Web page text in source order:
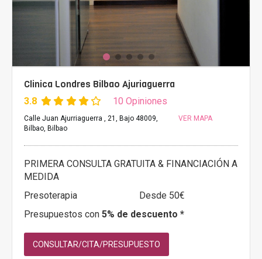
Clinica Londres Bilbao Ajuriaguerra
3.8 10 Opiniones
Calle Juan Ajurriaguerra , 21, Bajo 48009,
Bilbao, Bilbao
VER MAPA
PRIMERA CONSULTA GRATUITA & FINANCIACIÓN A
MEDIDA
Presoterapia
Desde 50€
Presupuestos con 5% de descuento *
CONSULTAR/CITA/PRESUPUESTO